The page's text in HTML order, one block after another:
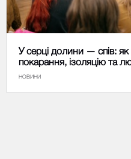
У серці долини — спів:
покарання, ізоляцію та
НОВИНИ